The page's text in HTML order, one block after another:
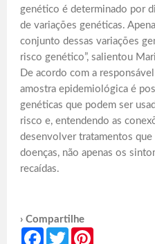
genético é determinado por
de variações genéticas.
conjunto dessas variações
risco genético”, salientou
De acordo com a
amostra epidemiológica é
genéticas que podem ser
risco e, entendendo as
desenvolver tratamentos que
doenças, não apenas os
recaídas.
› Compartilhe
FacebookTwitter